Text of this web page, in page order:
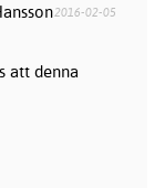
2016-02-05
att denna